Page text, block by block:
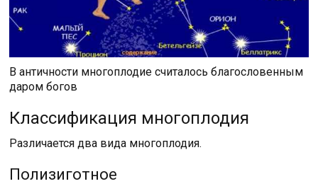
В античности многоплодие считалось благословенным
даром богов
Классификация многоплодия
Различается два вида многоплодия.
Полизиготное